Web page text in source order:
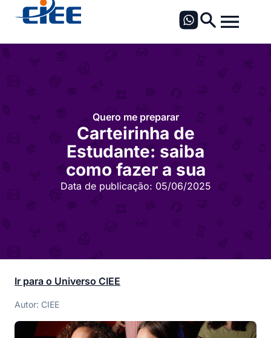
Quero me preparar
Carteirinha de
Estudante: saiba
como fazer a sua
Data de publicação: 05/06/2025
Ir para o Universo CIEE
Autor: CIEE